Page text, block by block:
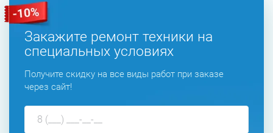
Закажите ремонт техники на
специальных условиях
Получите скидку на все виды работ при заказе
через сайт!